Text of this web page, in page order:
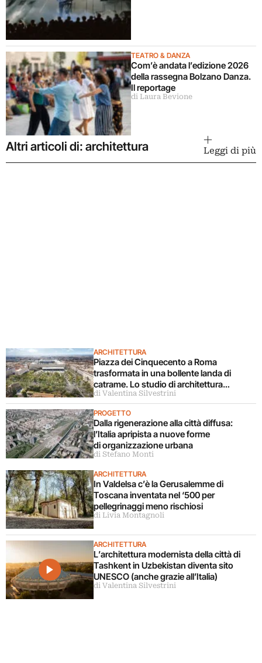
TEATRO & DANZA
Com’è andata l’edizione 2026
della rassegna Bolzano Danza.
Il reportage
di Laura Bevione
Altri articoli di: architettura Leggi di più
ARCHITETTURA
Piazza dei Cinquecento a Roma
trasformata in una bollente landa di
catrame. Lo studio di architettura
disconosce il progetto
di Valentina Silvestrini
PROGETTO
Dalla rigenerazione alla città diffusa:
l’Italia apripista a nuove forme
di organizzazione urbana
di Stefano Monti
ARCHITETTURA
In Valdelsa c’è la Gerusalemme di
Toscana inventata nel ‘500 per
pellegrinaggi meno rischiosi
di Livia Montagnoli
ARCHITETTURA
L’architettura modernista della città di
Tashkent in Uzbekistan diventa sito
UNESCO (anche grazie all’Italia)
di Valentina Silvestrini